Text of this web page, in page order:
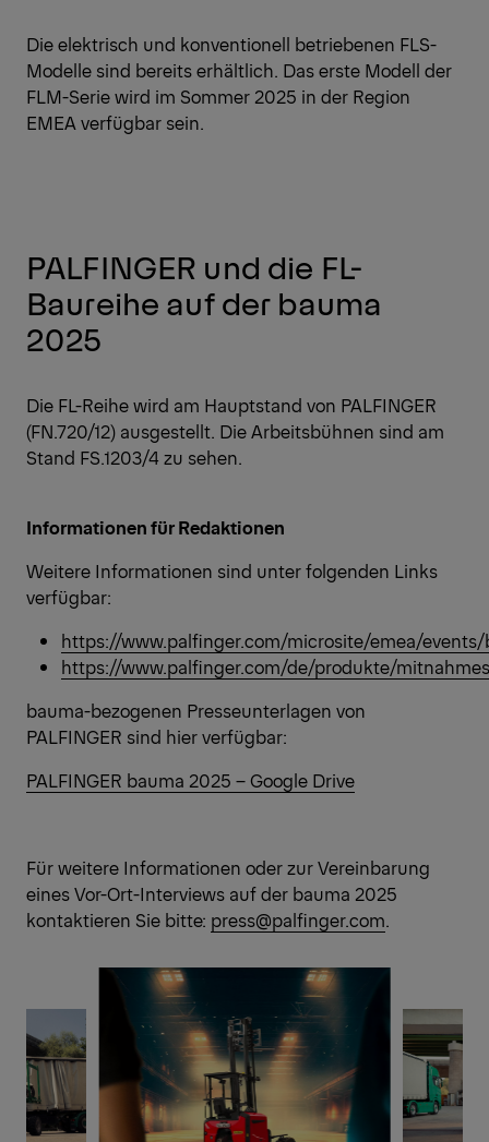
Die elektrisch und konventionell betriebenen FLS-
Modelle sind bereits erhältlich. Das erste Modell der
FLM-Serie wird im Sommer 2025 in der Region
EMEA verfügbar sein.
PALFINGER und die FL-
Baureihe auf der bauma
2025
Die FL-Reihe wird am Hauptstand von PALFINGER
(FN.720/12) ausgestellt. Die Arbeitsbühnen sind am
Stand FS.1203/4 zu sehen.
Informationen für Redaktionen
Weitere Informationen sind unter folgenden Links
verfügbar:
https://www.palfinger.com/microsite/emea/
https://www.palfinger.com/de/produkte/
bauma-bezogenen Presseunterlagen von
PALFINGER sind hier verfügbar:
PALFINGER bauma 2025 – Google Drive
Für weitere Informationen oder zur Vereinbarung
eines Vor-Ort-Interviews auf der bauma 2025
kontaktieren Sie bitte: press@palfinger.com.